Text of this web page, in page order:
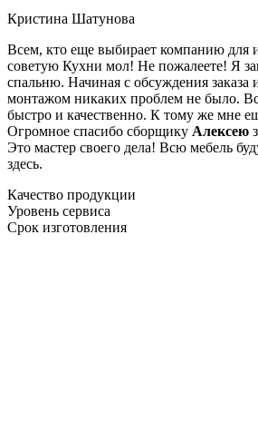
Кристина Шатунова
Всем, кто еще выбирает компанию для
советую Кухни мол! Не пожалеете! Я
спальню. Начиная с обсуждения заказа
монтажом никаких проблем не было.
быстро и качественно. К тому же мне
Огромное спасибо сборщику Алексею
Это мастер своего дела! Всю мебель
здесь.
Качество продукции
Уровень сервиса
Срок изготовления